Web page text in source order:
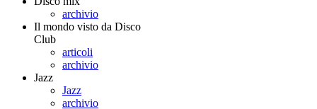
archivio
Il mondo visto da Disco
Club
articoli
archivio
Jazz
Jazz
archivio